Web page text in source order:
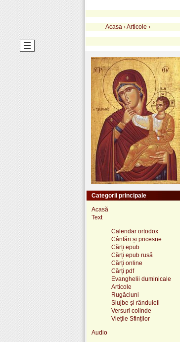
Acasa ›Articole ›
Categorii principale
Acasă
Text
Calendar ortodox
Cântări și pricesne
Cărți epub
Cărți epub rusă
Cărți online
Cărți pdf
Evanghelii duminicale
Articole
Rugăciuni
Slujbe și rânduieli
Versuri colinde
Viețile Sfinților
Audio